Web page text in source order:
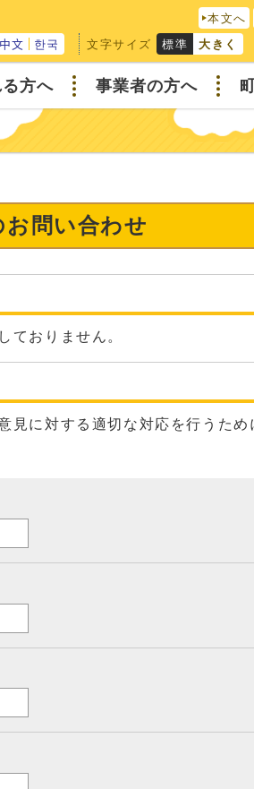
本文へ
中文 한국 文字サイズ 標準 大きく
方へ 事業者の方へ
お問い合わせ
ておりません。
に対する適切な対応を行うため